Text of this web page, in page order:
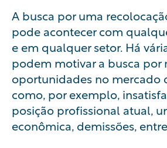
A busca por uma
pode acontecer com
e em qualquer setor. Há
podem motivar a busca por
oportunidades no mercado
como, por exemplo,
posição profissional atual,
econômica, demissões,